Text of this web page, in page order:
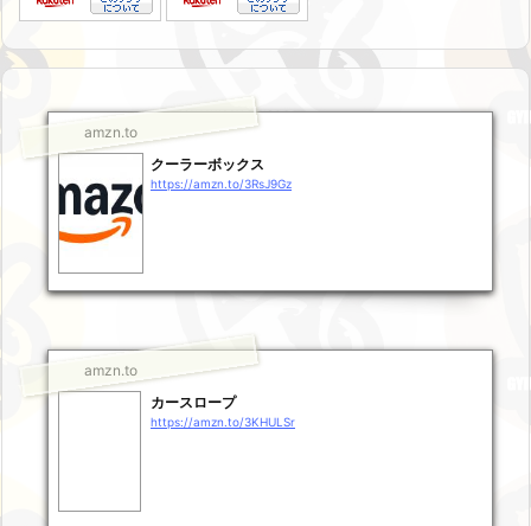
amzn.to
クーラーボックス
https://amzn.to/3RsJ9Gz
amzn.to
カースロープ
https://amzn.to/3KHULSr